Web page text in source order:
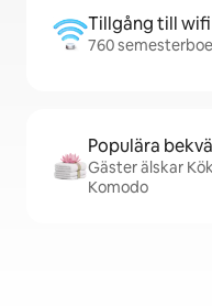
Tillgång till wifi
760
Populära
Gäster älskar
Komodo